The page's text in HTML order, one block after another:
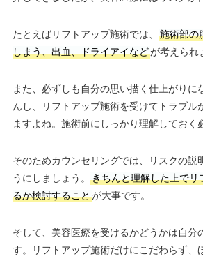
たとえばリフトアップ施術では、
施術部の
しまう、出血、ドライアイなどが考えられ
また、必ずしも自分の思い描く仕上がりに
んし、リフトアップ施術を受けてトラブル
ますよね。施術前にしっかり理解しておく
そのためカウンセリングでは、リスクの説
うにしましょう。
きちんと理解した上でリ
るか検討することが大事です。
そして、美容医療を受けるかどうかは自分
す。リフトアップ施術だけにこだわらず、